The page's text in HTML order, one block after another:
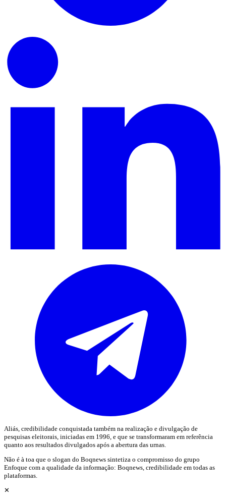
Aliás, credibilidade conquistada também na realização e divulgação de
pesquisas eleitorais, iniciadas em 1996, e que se transformaram em referência
quanto aos resultados divulgados após a abertura das urnas.
Não é à toa que o slogan do Boqnews sintetiza o compromisso do grupo
Enfoque com a qualidade da informação: Boqnews, credibilidade em todas as
plataformas.
✕